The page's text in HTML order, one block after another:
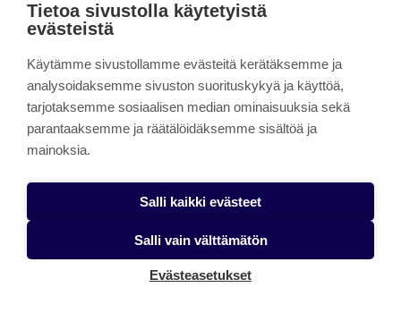
​​Timonen, P. & Ruokamo, H. (2024).
Valmennuspedagogisen mallin yhteisöllistä
oppimisen ominaisuuksia verkko-opiskelijoiden
näkökulmasta.
Ammattikasvatuksen
aikakauskirja, 26
https://doi.org/10.54329/akakk.146288
​Tynjälä, P. & Collin, K. 2000. Koulutuksen ja
työelämän yhteistyö – pedagogisia näkökulmia.
​Whiteside, A. L. (2015). Introducing the Social
Tietoa sivustolla käytetyistä
evästeistä
Käytämme sivustollamme evästeitä kerätäksemme ja
analysoidaksemme sivuston suorituskykyä ja käyttöä,
tarjotaksemme sosiaalisen median ominaisuuksia sekä
parantaaksemme ja räätälöidäksemme sisältöä ja
mainoksia.
Salli kaikki evästeet
Salli vain välttämätön
Evästeasetukset